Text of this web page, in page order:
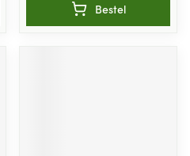
Bestel